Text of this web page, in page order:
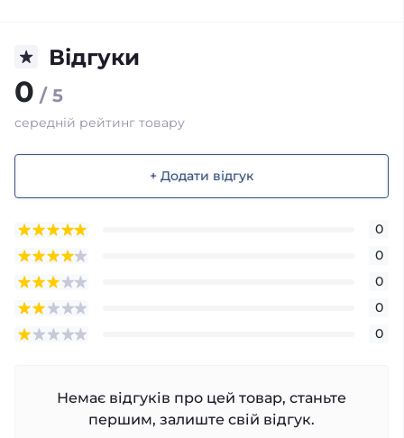
Відгуки
0 / 5
середній рейтинг товару
+ Додати відгук
0
0
0
0
0
Немає відгуків про цей товар, станьте
першим, залиште свій відгук.